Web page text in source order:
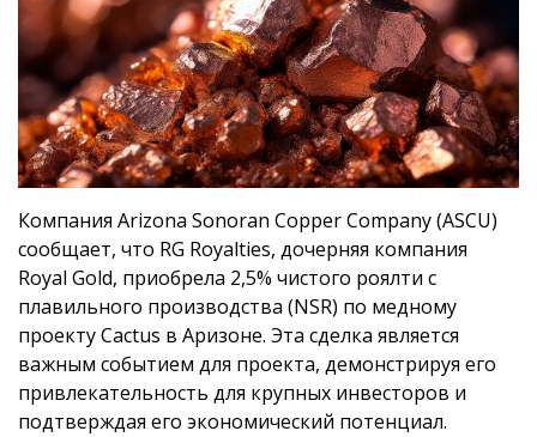
Компания Arizona Sonoran Copper Company (ASCU)
сообщает, что RG Royalties, дочерняя компания
Royal Gold, приобрела 2,5% чистого роялти с
плавильного производства (NSR) по медному
проекту Cactus в Аризоне. Эта сделка является
важным событием для проекта, демонстрируя его
привлекательность для крупных инвесторов и
подтверждая его экономический потенциал.